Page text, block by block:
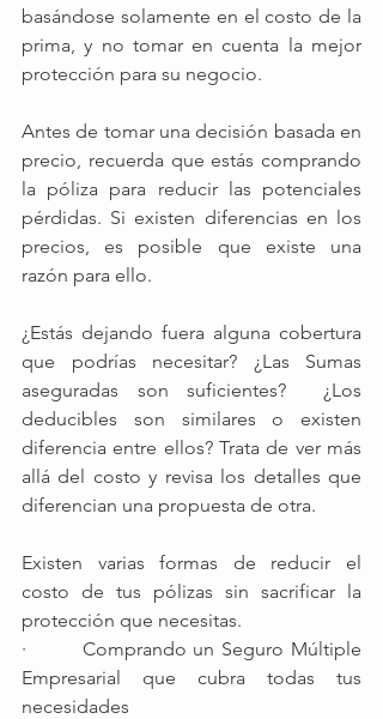
basándose solamente en el costo de la
prima, y no tomar en cuenta la mejor
protección para su negocio.
Antes de tomar una decisión basada en
precio, recuerda que estás comprando
la póliza para reducir las potenciales
pérdidas. Si existen diferencias en los
precios, es posible que existe una
razón para ello.
¿Estás dejando fuera alguna cobertura
que podrías necesitar? ¿Las Sumas
aseguradas son suficientes?  ¿Los
deducibles son similares o existen
diferencia entre ellos? Trata de ver más
allá del costo y revisa los detalles que
diferencian una propuesta de otra.
Existen varias formas de reducir el
costo de tus pólizas sin sacrificar la
protección que necesitas.
·        Comprando un Seguro Múltiple
Empresarial que cubra todas tus
necesidades